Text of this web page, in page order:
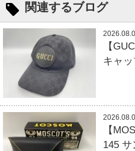
関連するブログ
【
キャ
【
145